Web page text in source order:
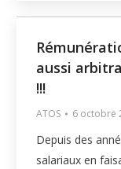
aussi
!!!
ATOS 6 octobre
Depuis des
salariaux en